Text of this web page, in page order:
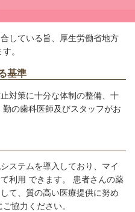
している旨、厚生労働省地方
。
基準
対策に十分な体制の整備、十
の歯科医師及びスタッフがお
ステムを導入しており、マイ
利用 できます。 患者さんの薬
て、質の高い医療提供に努め
協力ください。